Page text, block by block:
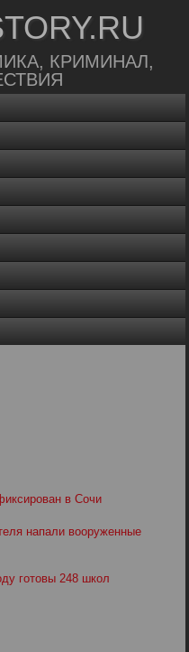
КРИМИНАЛ,
в Сочи
напали вооруженные
готовы 248 школ